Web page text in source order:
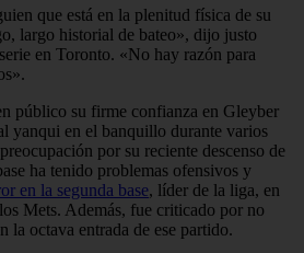
que está en la plenitud física de su
largo historial de bateo», dijo justo
en Toronto. «No hay razón para
público su firme confianza en Gleyber
yanqui en el banquillo durante varios
por su reciente descenso de
ha tenido problemas ofensivos y
en la segunda base, líder de la liga, en
Mets. Además, fue criticado por no
la octava entrada de ese partido.